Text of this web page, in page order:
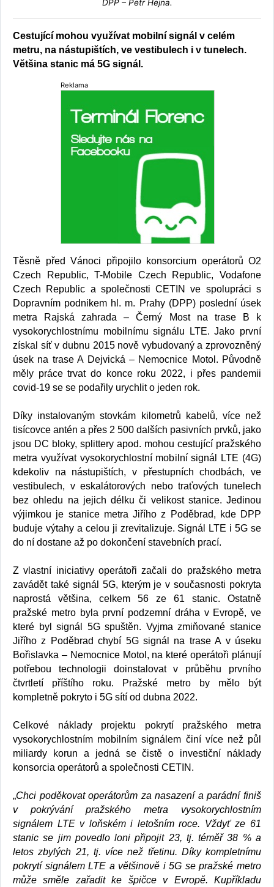
DPP – Petr Hejna.
Cestující mohou využívat mobilní signál v celém
metru, na nástupištích, ve vestibulech i v tunelech.
Většina stanic má 5G signál.
Reklama
Těsně před Vánoci připojilo konsorcium operátorů O2
Czech Republic, T-Mobile Czech Republic, Vodafone
Czech Republic a společnosti CETIN ve spolupráci s
Dopravním podnikem hl. m. Prahy (DPP) poslední úsek
metra Rajská zahrada – Černý Most na trase B k
vysokorychlostnímu mobilnímu signálu LTE. Jako první
získal síť v dubnu 2015 nově vybudovaný a zprovozněný
úsek na trase A Dejvická – Nemocnice Motol. Původně
měly práce trvat do konce roku 2022, i přes pandemii
covid-19 se se podařily urychlit o jeden rok.
Díky instalovaným stovkám kilometrů kabelů, více než
tisícovce antén a přes 2 500 dalších pasivních prvků, jako
jsou DC bloky, splittery apod. mohou cestující pražského
metra využívat vysokorychlostní mobilní signál LTE (4G)
kdekoliv na nástupištích, v přestupních chodbách, ve
vestibulech, v eskalátorových nebo traťových tunelech
bez ohledu na jejich délku či velikost stanice. Jedinou
výjimkou je stanice metra Jiřího z Poděbrad, kde DPP
buduje výtahy a celou ji zrevitalizuje. Signál LTE i 5G se
do ní dostane až po dokončení stavebních prací.
Z vlastní iniciativy operátoři začali do pražského metra
zavádět také signál 5G, kterým je v současnosti pokryta
naprostá většina, celkem 56 ze 61 stanic. Ostatně
pražské metro byla první podzemní dráha v Evropě, ve
které byl signál 5G spuštěn. Vyjma zmiňované stanice
Jiřího z Poděbrad chybí 5G signál na trase A v úseku
Bořislavka – Nemocnice Motol, na které operátoři plánují
potřebou technologii doinstalovat v průběhu prvního
čtvrtletí příštího roku. Pražské metro by mělo být
kompletně pokryto i 5G sítí od dubna 2022.
Celkové náklady projektu pokrytí pražského metra
vysokorychlostním mobilním signálem činí více než půl
miliardy korun a jedná se čistě o investiční náklady
konsorcia operátorů a společnosti CETIN.
„Chci poděkovat operátorům za nasazení a parádní finiš
v pokrývání pražského metra vysokorychlostním
signálem LTE v loňském i letošním roce. Vždyť ze 61
stanic se jim povedlo loni připojit 23, tj. téměř 38 % a
letos zbylých 21, tj. více než třetinu. Díky kompletnímu
pokrytí signálem LTE a většinově i 5G se pražské metro
může směle zařadit ke špičce v Evropě. Kupříkladu